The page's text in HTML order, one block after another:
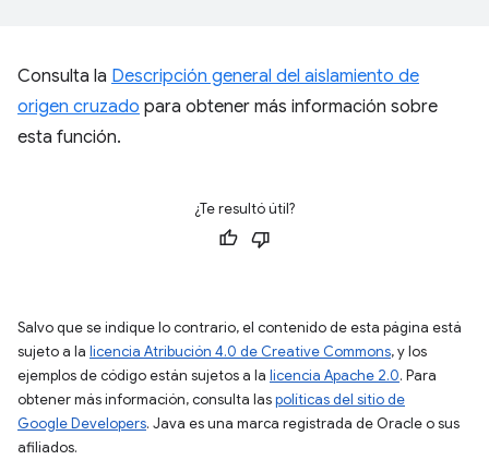
Consulta la Descripción general del aislamiento de
origen cruzado para obtener más información sobre
esta función.
¿Te resultó útil?
Salvo que se indique lo contrario, el contenido de esta página está
sujeto a la licencia Atribución 4.0 de Creative Commons, y los
ejemplos de código están sujetos a la licencia Apache 2.0. Para
obtener más información, consulta laspolíticas del sitio de
Google Developers. Java es una marca registrada de Oracle o sus
afiliados.